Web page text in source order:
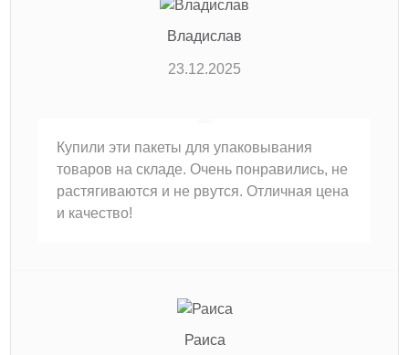
Владислав
23.12.2025
Купили эти пакеты для упаковывания
товаров на складе. Очень понравились, не
растягиваются и не рвутся. Отличная цена
и качество!
Раиса